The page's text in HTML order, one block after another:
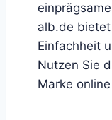
alb.de
Einfachheit
Nutzen Sie
Marke